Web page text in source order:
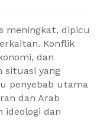
meningkat, dipicu
Konflik
dan
situasi yang
penyebab utama
dan Arab
ideologi dan